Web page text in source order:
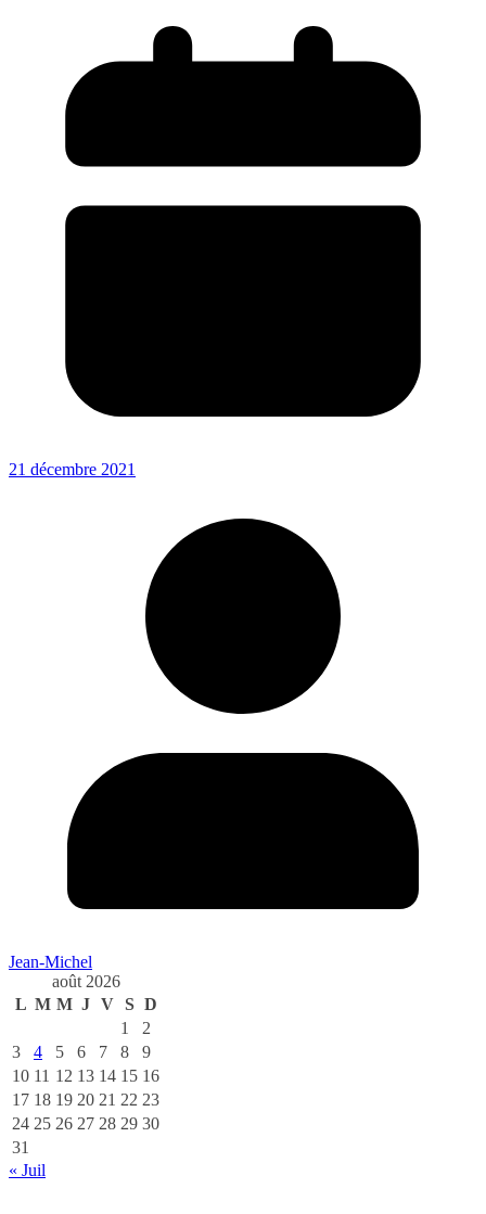
21 décembre 2021
Jean-Michel
août 2026
L M M J V S D
1
2
3
4 5 6 7 8
9
10 11 12 13 14 15 16
17 18 19 20 21 22 23
24 25 26 27 28 29 30
31
« Juil